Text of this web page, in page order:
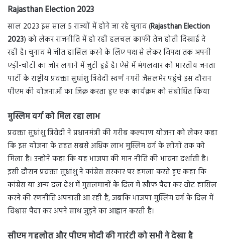
Rajasthan Election 2023
साल 2023 इस साल 5 राज्यों में होने जा रहे चुनाव (Rajasthan Election
2023) को लेकर राजनीति में हो रही हलचल काफी तेज होती दिखाई दे
रही है। चुनाव में जीत हासिल करने के लिए पक्ष से लेकर विपक्ष तक अपनी
एड़ी-चोटी का जोर लगाने में जुटी हुई है। ऐसे में मंगलवार को भारतीय जनता
पार्टी के राष्ट्रीय प्रवक्ता सुधांशु त्रिवेदी स्वर्ण नगरी जैसलमेर पहुंचे इस दौरान
पीएम की योजनाओं का जिक्र करता हुए एक कार्यक्रम को संबोधित किया
मुस्लिम वर्ग को मिल रहा लाभ
प्रवक्ता सुधांशु त्रिवेदी ने प्रधानमंत्री की गरीब कल्याण योजना को लेकर कहा
कि इस योजना के तहत सबसे अधिक लाभ मुस्लिम वर्ग के लोगों तक को
मिला है। उन्होनें कहा कि यह भाजपा की मान नीति की भावना दर्शाती है।
इसी दौरान प्रवक्ता सुधांशु ने कांग्रेस सरकार पर हमला करते हुए कहा कि
कांग्रेस या अन्य दल देश में मुसलमानों के दिल में खौफ पैदा कर वोट हासिल
करने की रणनीति अपनाती आ रही है, जबकि भाजपा मुस्लिम वर्ग के दिल में
विश्वास पैदा कर अपने साथ जुड़ने का आह्वान करती है।
सीएम गहलोत और पीएम मोदी की गारंटी को सभी ने देखा है